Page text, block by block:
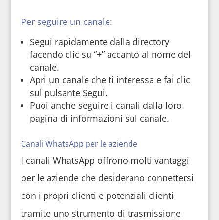
Per seguire un canale:
Segui rapidamente dalla directory
facendo clic su “+” accanto al nome del
canale.
Apri un canale che ti interessa e fai clic
sul pulsante Segui.
Puoi anche seguire i canali dalla loro
pagina di informazioni sul canale.
Canali WhatsApp per le aziende
I canali WhatsApp offrono molti vantaggi
per le aziende che desiderano connettersi
con i propri clienti e potenziali clienti
tramite uno strumento di trasmissione